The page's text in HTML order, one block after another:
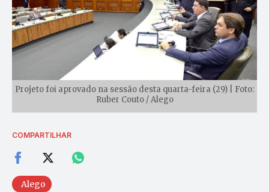
Projeto foi aprovado na sessão desta quarta-feira (29) | Foto:
Ruber Couto / Alego
COMPARTILHAR
Alego